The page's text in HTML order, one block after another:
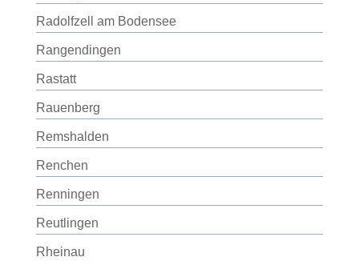
Radolfzell am Bodensee
Rangendingen
Rastatt
Rauenberg
Remshalden
Renchen
Renningen
Reutlingen
Rheinau